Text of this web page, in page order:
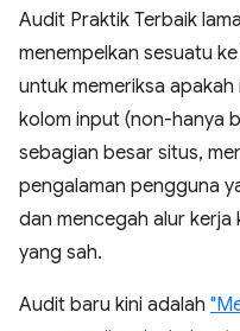
Audit Praktik Terbaik
menempelkan sesuatu
untuk memeriksa
kolom input (non-hanya
sebagian besar situs,
pengalaman pengguna
dan mencegah alur kerja
yang sah.
Audit baru kini adalah